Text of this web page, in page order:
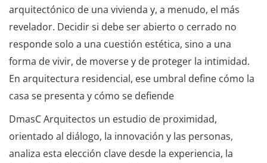
arquitectónico de una vivienda y, a menudo, el más
revelador. Decidir si debe ser abierto o cerrado no
responde solo a una cuestión estética, sino a una
forma de vivir, de moverse y de proteger la intimidad.
En arquitectura residencial, ese umbral define cómo la
casa se presenta y cómo se defiende
DmasC Arquitectos un estudio de proximidad,
orientado al diálogo, la innovación y las personas,
analiza esta elección clave desde la experiencia, la